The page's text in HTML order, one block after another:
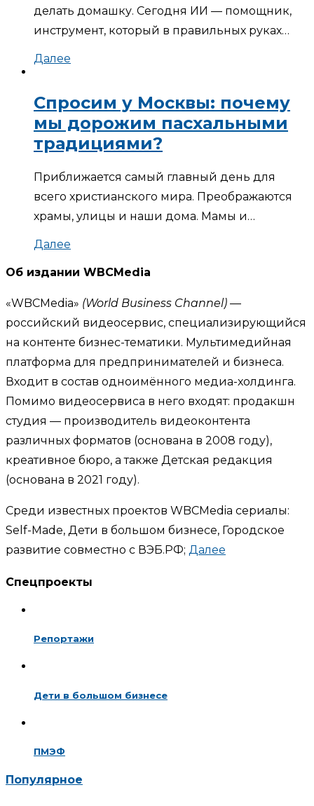
делать домашку. Сегодня ИИ — помощник,
инструмент, который в правильных руках…
Далее
Спросим у Москвы: почему
мы дорожим пасхальными
традициями?
Приближается самый главный день для
всего христианского мира. Преображаются
храмы, улицы и наши дома. Мамы и…
Далее
Об издании WBCMedia
«WBCMedia» (World Business Channel) —
российский видеосервис, специализирующийся
на контенте бизнес-тематики. Мультимедийная
платформа для предпринимателей и бизнеса.
Входит в состав одноимённого медиа-холдинга.
Помимо видеосервиса в него входят: продакшн
студия — производитель видеоконтента
различных форматов (основана в 2008 году),
креативное бюро, а также Детская редакция
(основана в 2021 году).
Среди известных проектов WBCMedia сериалы:
Self-Made, Дети в большом бизнесе, Городское
развитие совместно с ВЭБ.РФ; Далее
Спецпроекты
Репортажи
Дети в большом бизнесе
ПМЭФ
Популярное